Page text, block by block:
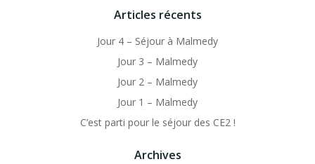
Articles récents
Jour 4 – Séjour à Malmedy
Jour 3 – Malmedy
Jour 2 – Malmedy
Jour 1 – Malmedy
C’est parti pour le séjour des CE2 !
Archives